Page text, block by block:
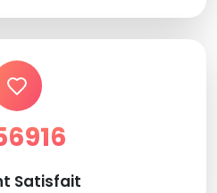
Satisfait